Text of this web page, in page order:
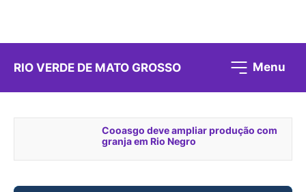
RIO VERDE DE MATO GROSSO Menu
Cooasgo deve ampliar produção com
granja em Rio Negro